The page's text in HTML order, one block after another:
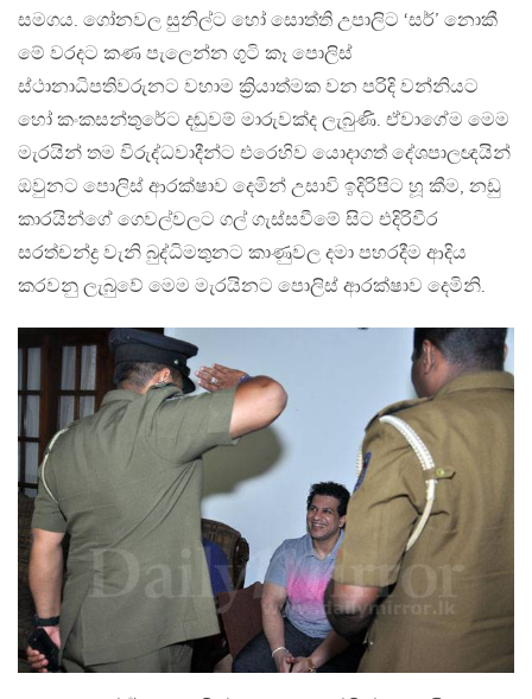
සමගය. ගෝනවල සුනිල්ට හෝ සොත්ති උපාලිට ‘සර්’ නොකී
මේ වරදට කණ පැලෙන්න ගුටි කෑ පොලිස්
ස්ථානාධිපතිවරුනට වහාම ක්‍රියාත්මක වන පරිදි වන්නියට
හෝ කංකසන්තුරේට දඬුවම් මාරුවක්ද ලැබුණි. ඒවාගේම මෙම
මැරයින් තම විරුද්ධවාදීන්ට එරෙහිව යොදාගත් දේශපාලඥයින්
ඔවුනට පොලිස් ආරක්ෂාව දෙමින් උසාවි ඉදිරිපිට හූ කීම, නඩු
කාරයින්ගේ ගෙවල්වලට ගල් ගැස්සවීමේ සිට එදිරිවීර
සරත්චන්ද්‍ර වැනි බුද්ධිමතුනට කාණුවල දමා පහරදීම ආදිය
කරවනු ලැබුවේ මෙම මැරයිනට පොලිස් ආරක්ෂාව දෙමිනි.